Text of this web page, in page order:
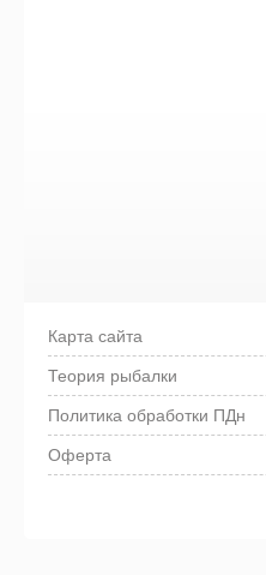
Карта сайта
Теория рыбалки
Политика обработки ПДн
Оферта